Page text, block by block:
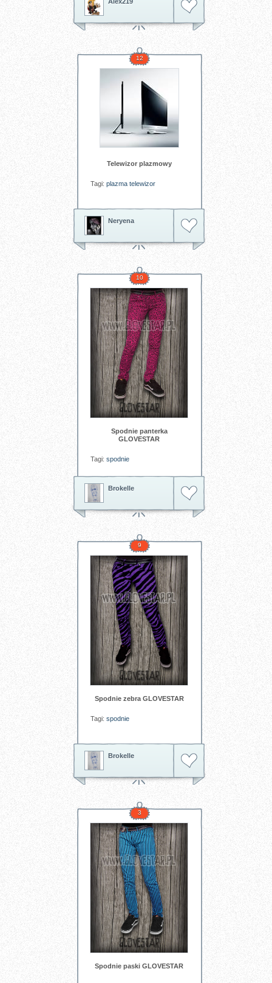
12
Telewizor plazmowy
Tagi: plazma telewizor
Neryena
10
Spodnie panterka
GLOVESTAR
Tagi: spodnie
Brokelle
9
Spodnie zebra GLOVESTAR
Tagi: spodnie
Brokelle
3
Spodnie paski GLOVESTAR